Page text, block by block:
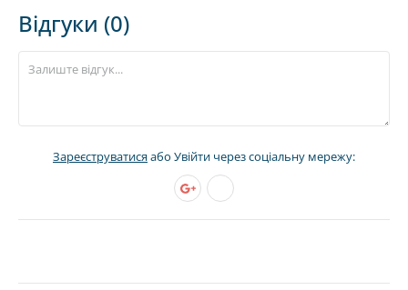
Відгуки (0)
Зареєструватисяабо Увійти через соціальну мережу: